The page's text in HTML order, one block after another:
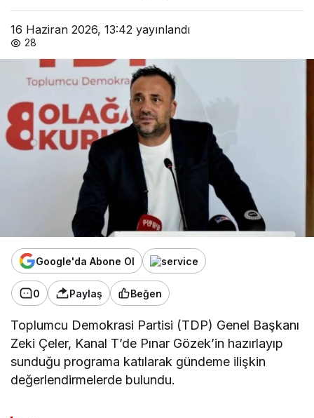
16 Haziran 2026, 13:42 yayınlandı
28
Google'da Abone Ol
0 Paylaş Beğen
Toplumcu Demokrasi Partisi (TDP) Genel Başkanı
Zeki Çeler, Kanal T’de Pınar Gözek’in hazırlayıp
sunduğu programa katılarak gündeme ilişkin
değerlendirmelerde bulundu.